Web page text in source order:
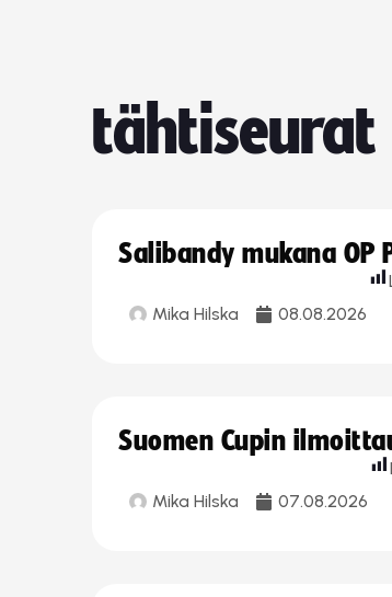
tähtiseurat
Salibandy mukana OP
Mika Hilska 08.08.2026
Suomen Cupin
Mika Hilska 07.08.2026